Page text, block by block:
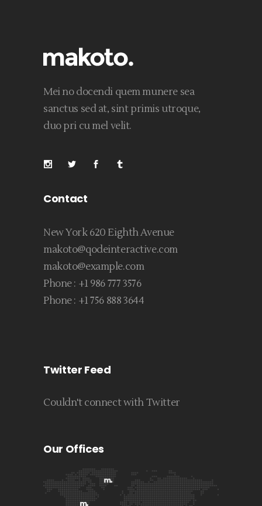
Mei no docendi quem munere sea
sanctus sed at, sint primis utroque,
duo pri cu mel velit.
Contact
New York 620 Eighth Avenue
makoto@qodeinteractive.com
makoto@example.com
Phone : +1 986 777 3576
Phone : +1 756 888 3644
Twitter Feed
Couldn't connect with Twitter
Our Offices